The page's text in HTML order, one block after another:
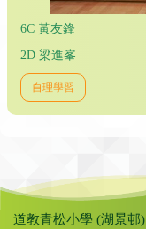
6C 黃友鋒
2D 梁進峯
自理學習
道教青松小學 (湖景邨)